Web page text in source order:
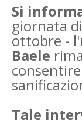
Si
giornata
ottobre - l'
Baele
Tale